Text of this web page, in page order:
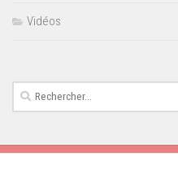
Vidéos
Rechercher :